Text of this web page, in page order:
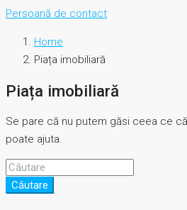
Persoană de contact
Home
Piața imobiliară
Piața imobiliară
Se pare că nu putem găsi ceea ce
poate ajuta.
Căutare